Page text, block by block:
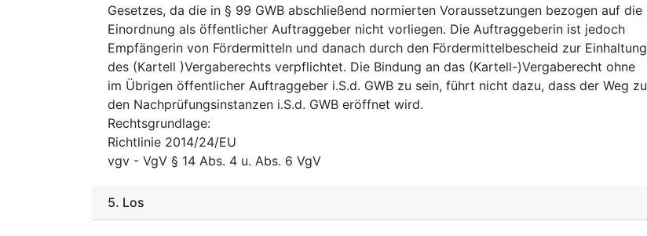
Gesetzes, da die in § 99 GWB abschließend normierten Voraussetzungen bezogen auf die
Einordnung als öffentlicher Auftraggeber nicht vorliegen. Die Auftraggeberin ist jedoch
Empfängerin von Fördermitteln und danach durch den Fördermittelbescheid zur Einhaltung
des (Kartell )Vergaberechts verpflichtet. Die Bindung an das (Kartell-)Vergaberecht ohne
im Übrigen öffentlicher Auftraggeber i.S.d. GWB zu sein, führt nicht dazu, dass der Weg zu
den Nachprüfungsinstanzen i.S.d. GWB eröffnet wird.
Rechtsgrundlage:
Richtlinie 2014/24/EU
vgv - VgV § 14 Abs. 4 u. Abs. 6 VgV
5. Los